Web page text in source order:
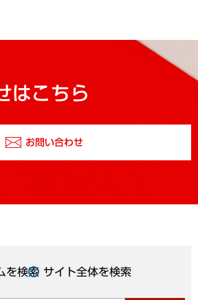
はこちら
お問い合わせ
を検索 サイト全体を検索